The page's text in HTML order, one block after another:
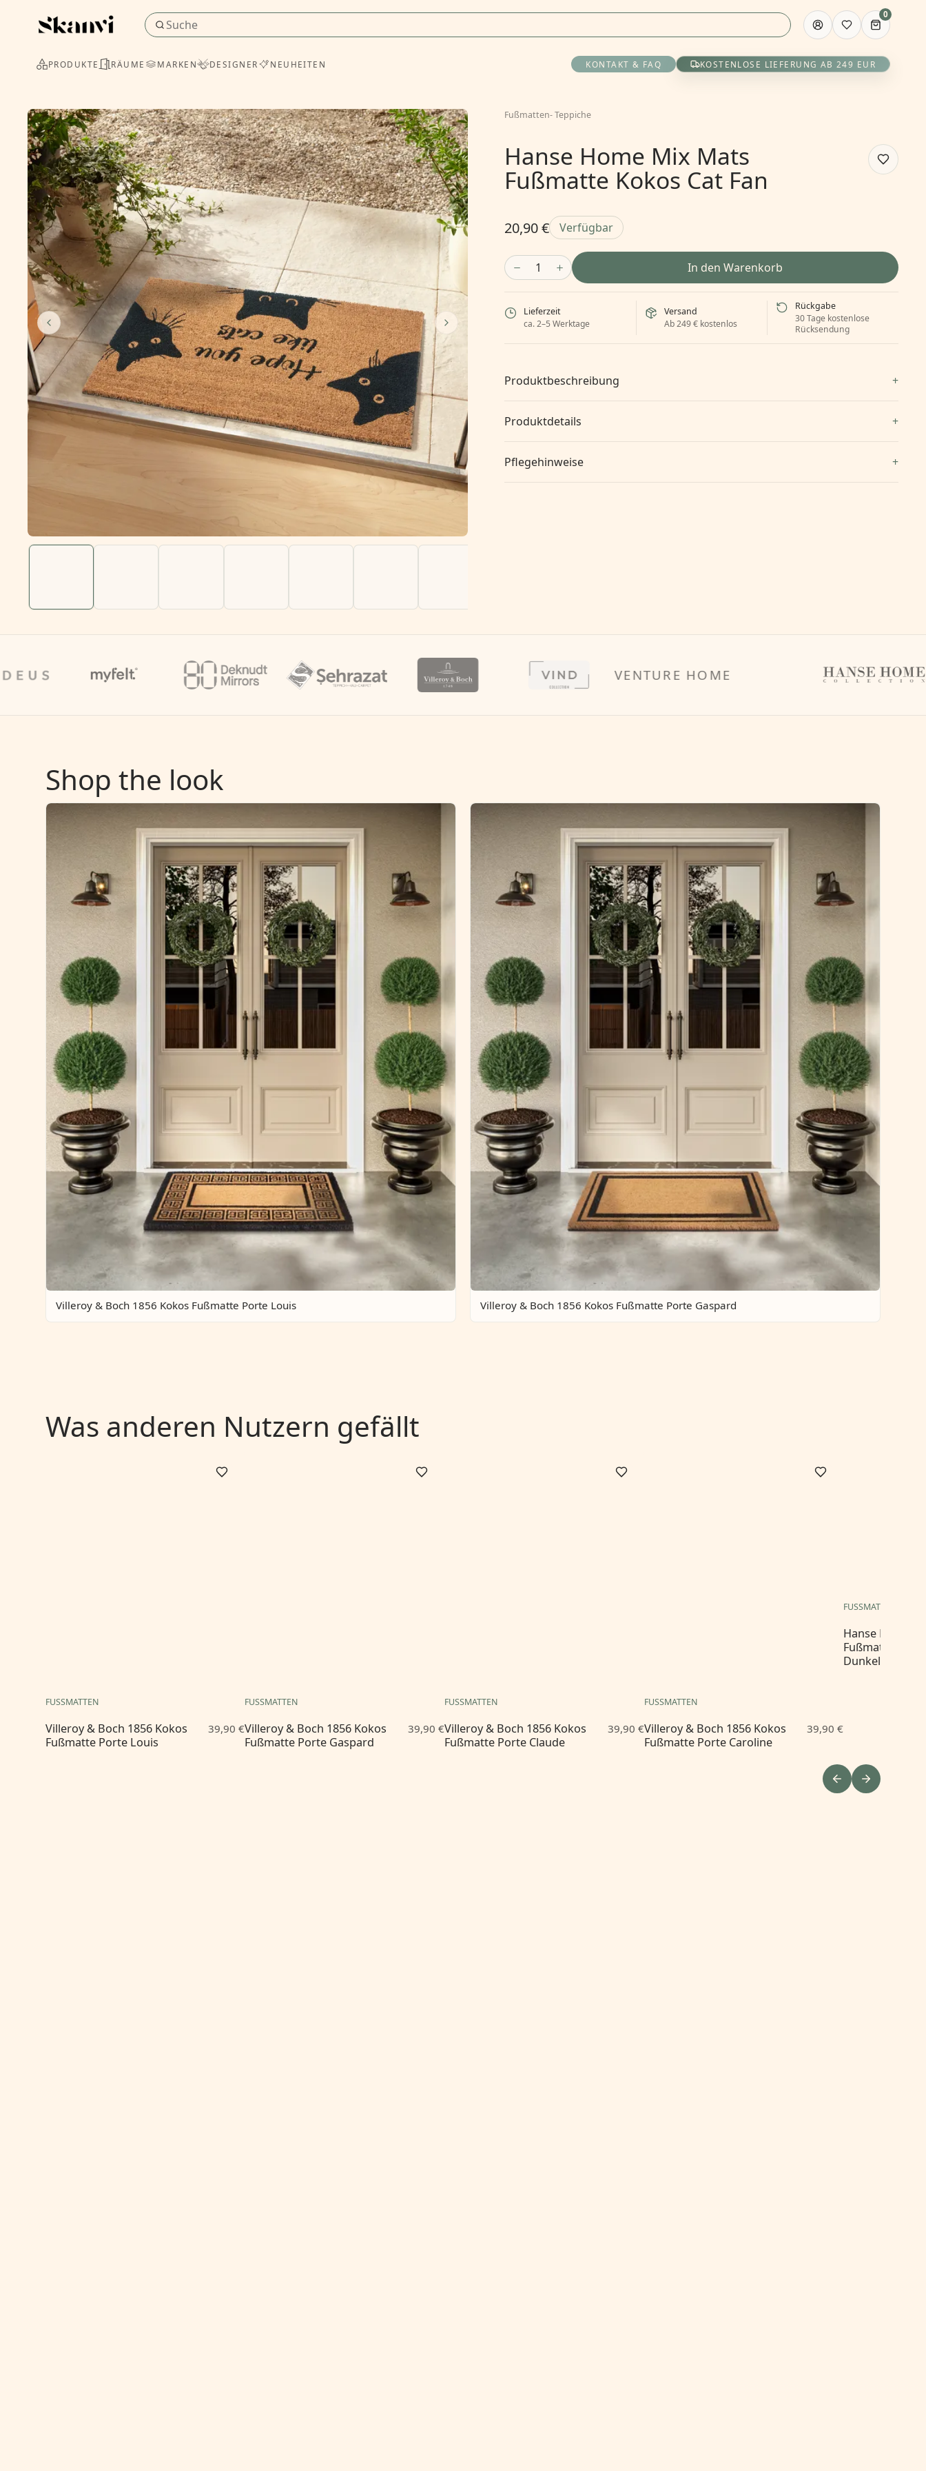
0
PRODUKTE RÄUME MARKEN DESIGNER NEUHEITEN KONTAKT & FAQ KOSTENLOSE LIEFERUNG AB 249 EUR
Fußmatten-Teppiche
Hanse Home Mix Mats
Fußmatte Kokos Cat Fan
20,90 € Verfügbar
1 In den Warenkorb
Lieferzeit
ca. 2–5 Werktage
Versand
Ab 249 € kostenlos
Rückgabe
30 Tage kostenlose
Rücksendung
Produktbeschreibung
Produktdetails
Pflegehinweise
VENTURE HOME
Shop the look
Villeroy & Boch 1856 Kokos Fußmatte Porte Louis Villeroy & Boch 1856 Kokos Fußmatte Porte Gaspard
Was anderen Nutzern gefällt
FUSSMATTEN
Villeroy & Boch 1856 Kokos
Fußmatte Porte Louis
39,90 €
FUSSMATTEN
Villeroy & Boch 1856 Kokos
Fußmatte Porte Gaspard
39,90 €
FUSSMATTEN
Villeroy & Boch 1856 Kokos
Fußmatte Porte Claude
39,90 €
FUSSMATTEN
Villeroy & Boch 1856 Kokos
Fußmatte Porte Caroline
39,90 €
FUSSMATTEN
Hanse Home
Fußmatte
Dunkelgrau